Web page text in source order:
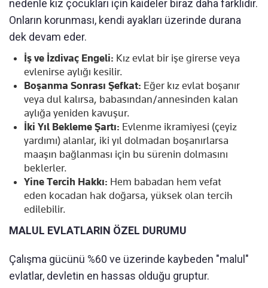
nedenle kız çocukları için kaideler biraz daha farklıdır.
Onların korunması, kendi ayakları üzerinde durana
dek devam eder.
İş ve İzdivaç Engeli: Kız evlat bir işe girerse veya
evlenirse aylığı kesilir.
Boşanma Sonrası Şefkat: Eğer kız evlat boşanır
veya dul kalırsa, babasından/annesinden kalan
aylığa yeniden kavuşur.
İki Yıl Bekleme Şartı: Evlenme ikramiyesi (çeyiz
yardımı) alanlar, iki yıl dolmadan boşanırlarsa
maaşın bağlanması için bu sürenin dolmasını
beklerler.
Yine Tercih Hakkı: Hem babadan hem vefat
eden kocadan hak doğarsa, yüksek olan tercih
edilebilir.
MALUL EVLATLARIN ÖZEL DURUMU
Çalışma gücünü %60 ve üzerinde kaybeden "malul"
evlatlar, devletin en hassas olduğu gruptur.